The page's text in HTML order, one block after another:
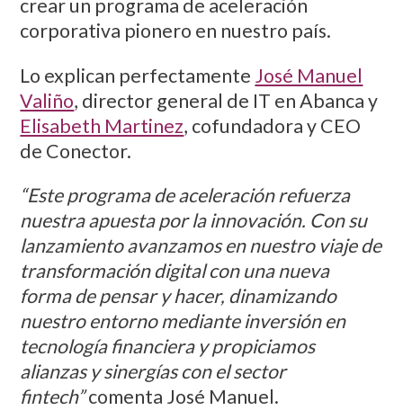
crear un programa de aceleración
corporativa pionero en nuestro país.
Lo explican perfectamente José Manuel
Valiño, director general de IT en Abanca y
Elisabeth Martinez, cofundadora y CEO
de Conector.
“Este programa de aceleración refuerza
nuestra apuesta por la innovación. Con su
lanzamiento avanzamos en nuestro viaje de
transformación digital con una nueva
forma de pensar y hacer, dinamizando
nuestro entorno mediante inversión en
tecnología financiera y propiciamos
alianzas y sinergías con el sector
fintech”comenta José Manuel.